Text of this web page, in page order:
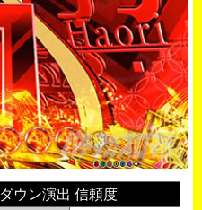
ウン演出 信頼度